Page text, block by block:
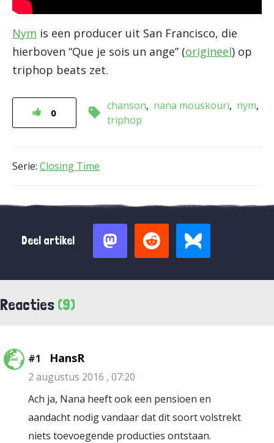
Nym is een producer uit San Francisco, die
hierboven “Que je sois un ange” (origineel) op
triphop beats zet.
0
chanson nana mouskouri
nym
triphop
Serie: Closing Time
Deel artikel
Reacties (9)
#1 HansR
2 augustus 2016 , 07:20
Ach ja, Nana heeft ook een pensioen en
aandacht nodig vandaar dat dit soort volstrekt
niets toevoegende producties ontstaan.